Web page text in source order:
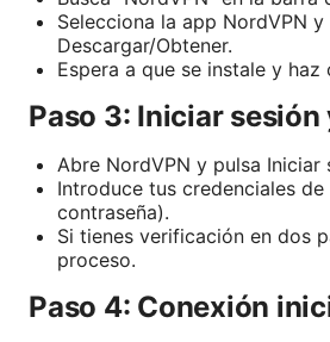
Selecciona la app NordVPN
Descargar/Obtener.
Espera a que se instale y haz
Paso 3: Iniciar
Abre NordVPN y pulsa Iniciar
Introduce tus credenciales
contraseña).
Si tienes verificación en dos
proceso.
Paso 4: Conexión